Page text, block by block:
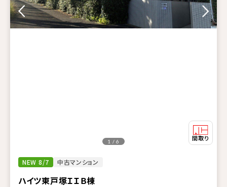
NEW 8/7 中古マンション
ハイツ東戸塚ＩＩＢ棟
1 / 6